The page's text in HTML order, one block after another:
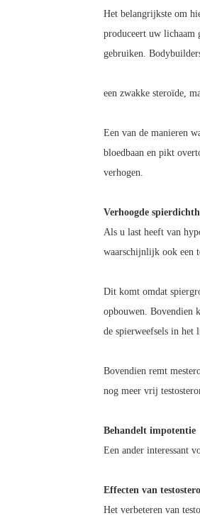
Het belangrijkste om
produceert uw lichaam
gebruiken.
een zwakke steroïde,
Een van de manieren
bloedbaan en pikt
verhogen.
Verhoogde
Als u last heeft van
waarschijnlijk ook een
Dit komt omdat
opbouwen. Bovendien
de spierweefsels in het
Bovendien remt
nog meer vrij
Behandelt impotentie
Een ander interessant
Effecten van
Het verbeteren van